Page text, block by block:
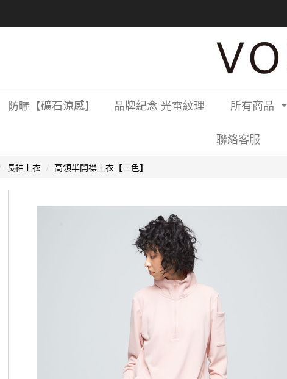
防曬【礦石涼感】 品牌紀念 光電紋理 所有商品
聯絡客服
長袖上衣 高領半開襟上衣【三色】